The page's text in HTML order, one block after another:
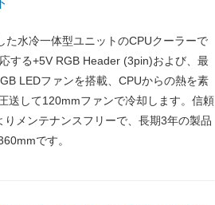
水冷一体型ユニットのCPUクーラーで
する+5V RGB Header (3pin)および、最
LEDファンを搭載、CPUからの熱を素
送して120mmファンで冷却します。信頼
メンテナンスフリーで、長期3年の製品
です。